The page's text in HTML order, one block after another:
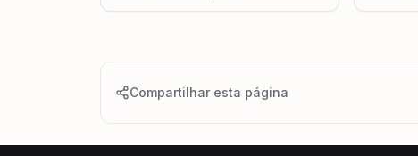
Compartilhar esta página